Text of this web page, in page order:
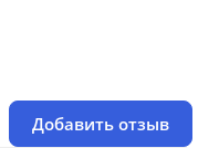
Добавить отзыв